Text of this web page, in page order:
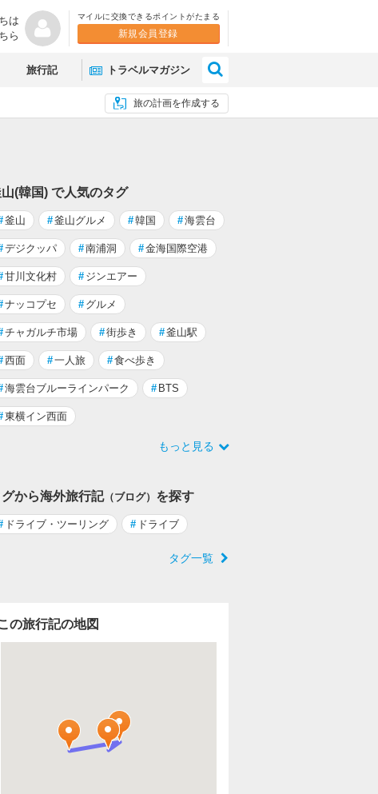
は
ら
マイルに交換できるポイントがたまる
新規会員登録
旅行記 トラベルマガジン
旅の計画を作成する
(韓国) で人気のタグ
釜山 #釜山グルメ #韓国 #海雲台
デジクッパ #南浦洞 #金海国際空港
甘川文化村 # ジンエアー
ナッコプセ # グルメ
チャガルチ市場 #街歩き #釜山駅
西面 #一人旅 #食べ歩き
海雲台ブルーラインパーク # BTS
東横イン西面
もっと見る
グから海外旅行記（ブログ） を探す
ドライブ・ツーリング # ドライブ
タグ一覧
の旅行記の地図